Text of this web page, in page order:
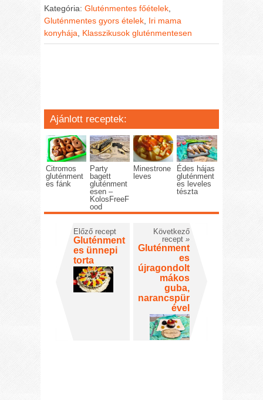
Kategória:Gluténmentes főételek
Gluténmentes gyors ételek Iri mama
konyhája
Klasszikusok gluténmentesen
Ajánlott receptek:
Citromos
gluténment
es fánk
Party
bagett
gluténment
esen –
KolosFreeF
ood
Minestrone
leves
Édes hájas
gluténment
es leveles
tészta
Előző recept
Gluténment
es ünnepi
torta
Következő
recept »
Gluténment
es
újragondolt
mákos
guba,
narancspür
ével